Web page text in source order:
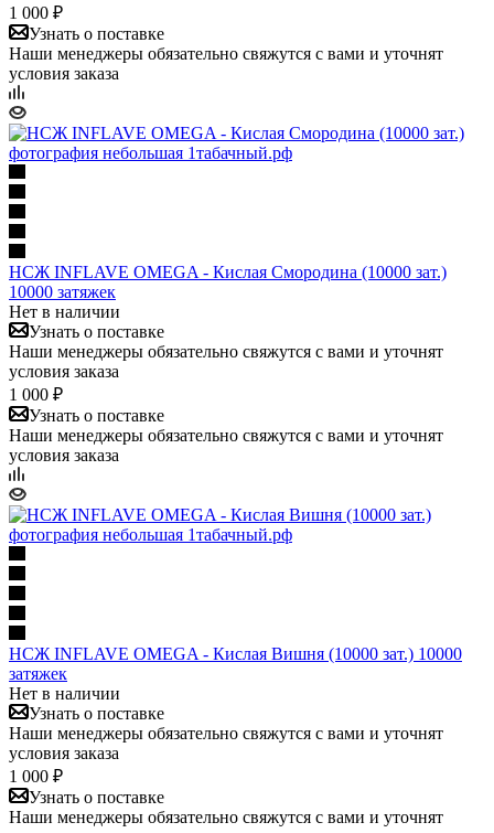
1 000 ₽
Узнать о поставке
Наши менеджеры обязательно свяжутся с вами и уточнят
условия заказа
НСЖ INFLAVE OMEGA - Кислая Смородина (10000 зат.)
10000 затяжек
Нет в наличии
Узнать о поставке
Наши менеджеры обязательно свяжутся с вами и уточнят
условия заказа
1 000 ₽
Узнать о поставке
Наши менеджеры обязательно свяжутся с вами и уточнят
условия заказа
НСЖ INFLAVE OMEGA - Кислая Вишня (10000 зат.) 10000
затяжек
Нет в наличии
Узнать о поставке
Наши менеджеры обязательно свяжутся с вами и уточнят
условия заказа
1 000 ₽
Узнать о поставке
Наши менеджеры обязательно свяжутся с вами и уточнят